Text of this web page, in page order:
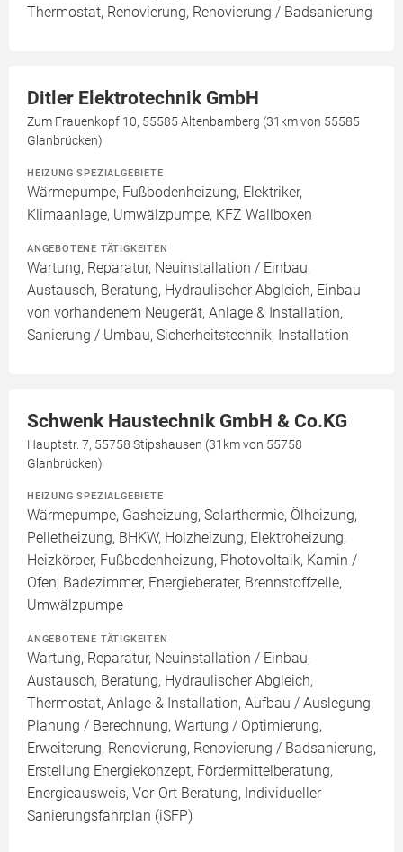
Thermostat, Renovierung, Renovierung / Badsanierung
Ditler Elektrotechnik GmbH
Zum Frauenkopf 10, 55585 Altenbamberg (31km von 55585
Glanbrücken)
HEIZUNG SPEZIALGEBIETE
Wärmepumpe, Fußbodenheizung, Elektriker,
Klimaanlage, Umwälzpumpe, KFZ Wallboxen
ANGEBOTENE TÄTIGKEITEN
Wartung, Reparatur, Neuinstallation / Einbau,
Austausch, Beratung, Hydraulischer Abgleich, Einbau
von vorhandenem Neugerät, Anlage & Installation,
Sanierung / Umbau, Sicherheitstechnik, Installation
Schwenk Haustechnik GmbH & Co.KG
Hauptstr. 7, 55758 Stipshausen (31km von 55758
Glanbrücken)
HEIZUNG SPEZIALGEBIETE
Wärmepumpe, Gasheizung, Solarthermie, Ölheizung,
Pelletheizung, BHKW, Holzheizung, Elektroheizung,
Heizkörper, Fußbodenheizung, Photovoltaik, Kamin /
Ofen, Badezimmer, Energieberater, Brennstoffzelle,
Umwälzpumpe
ANGEBOTENE TÄTIGKEITEN
Wartung, Reparatur, Neuinstallation / Einbau,
Austausch, Beratung, Hydraulischer Abgleich,
Thermostat, Anlage & Installation, Aufbau / Auslegung,
Planung / Berechnung, Wartung / Optimierung,
Erweiterung, Renovierung, Renovierung / Badsanierung,
Erstellung Energiekonzept, Fördermittelberatung,
Energieausweis, Vor-Ort Beratung, Individueller
Sanierungsfahrplan (iSFP)